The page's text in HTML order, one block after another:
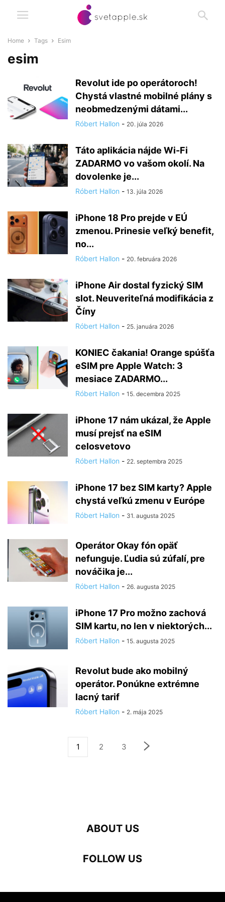
Home Tags Esim
esim
Revolut ide po operátoroch!
Chystá vlastné mobilné plány s
neobmedzenými dátami...
Róbert Hallon - 20. júla 2026
Táto aplikácia nájde Wi-Fi
ZADARMO vo vašom okolí. Na
dovolenke je...
Róbert Hallon - 13. júla 2026
iPhone 18 Pro prejde v EÚ
zmenou. Prinesie veľký benefit,
no...
Róbert Hallon - 20. februára 2026
iPhone Air dostal fyzický SIM
slot. Neuveriteľná modifikácia z
Číny
Róbert Hallon - 25. januára 2026
KONIEC čakania! Orange spúšťa
eSIM pre Apple Watch: 3
mesiace ZADARMO...
Róbert Hallon - 15. decembra 2025
iPhone 17 nám ukázal, že Apple
musí prejsť na eSIM
celosvetovo
Róbert Hallon - 22. septembra 2025
iPhone 17 bez SIM karty? Apple
chystá veľkú zmenu v Európe
Róbert Hallon - 31. augusta 2025
Operátor Okay fón opäť
nefunguje. Ľudia sú zúfalí, pre
nováčika je...
Róbert Hallon - 26. augusta 2025
iPhone 17 Pro možno zachová
SIM kartu, no len v niektorých...
Róbert Hallon - 15. augusta 2025
Revolut bude ako mobilný
operátor. Ponúkne extrémne
lacný tarif
Róbert Hallon - 2. mája 2025
1 2 3
ABOUT US
FOLLOW US